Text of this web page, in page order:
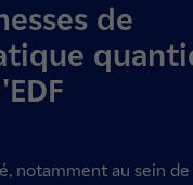
de
notamment au sein de